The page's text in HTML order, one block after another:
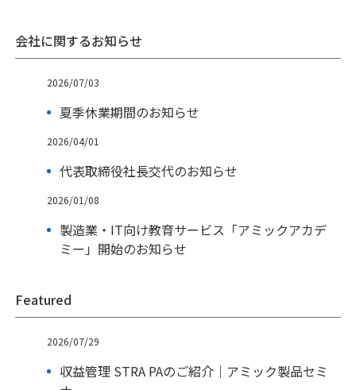
会社に関するお知らせ
2026/07/03
夏季休業期間のお知らせ
2026/04/01
代表取締役社長交代のお知らせ
2026/01/08
製造業・IT向け教育サービス「アミックアカデ
ミー」開始のお知らせ
Featured
2026/07/29
収益管理 STRA PAのご紹介｜アミック製品セミ